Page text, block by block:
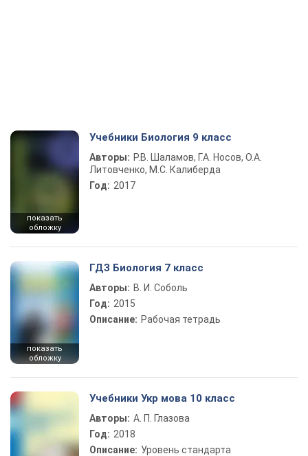
показать
обложку
Учебники Биология 9 класс
Авторы: Р.В. Шаламов, Г.А. Носов, О.А.
Литовченко, М.С. Калиберда
Год: 2017
показать
обложку
ГДЗ Биология 7 класс
Авторы: В. И. Соболь
Год: 2015
Описание: Рабочая тетрадь
Учебники Укр мова 10 класс
Авторы: А. П. Глазова
Год: 2018
Описание: Уровень стандарта